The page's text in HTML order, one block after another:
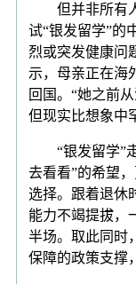
但并非所有人
试“银发留学”的
烈或突发健康问
示，母亲正在海
回国。“她之前
但现实比想象中
“银发留学”走
去看看”的希望
选择。跟着退休
能力不竭提拔，
半场。取此同时
保障的政策支撑